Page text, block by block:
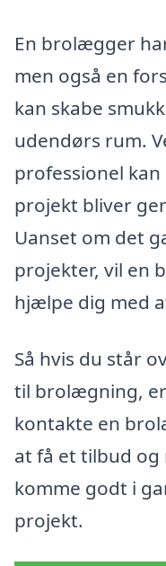
En brolægger
men også en
kan skabe
udendørs rum.
professionel
projekt bliver
Uanset om det
projekter, vil en
hjælpe dig med
Så hvis du står
til brolægning,
kontakte en
at få et tilbud og
komme godt i
projekt.